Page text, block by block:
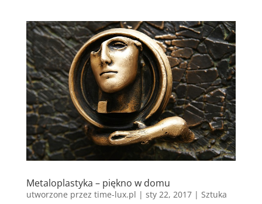
Metaloplastyka – piękno w domu
utworzone przez time-lux.pl | sty 22, 2017| Sztuka